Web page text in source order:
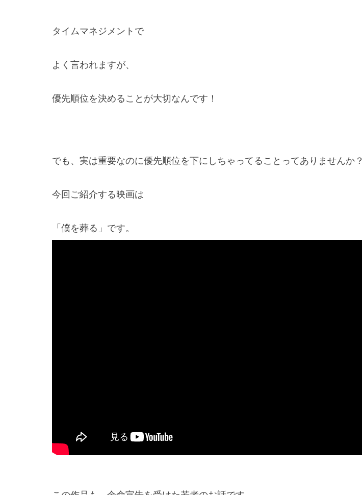
タイムマネジメントで
よく言われますが、
優先順位を決めることが大切なんです！
でも、実は重要なのに優先順位を下にしちゃってることってありませんか？
今回ご紹介する映画は
「僕を葬る」です。